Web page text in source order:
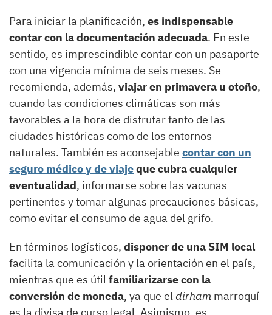
Para iniciar la planificación, es indispensable
contar con la documentación adecuada. En este
sentido, es imprescindible contar con un pasaporte
con una vigencia mínima de seis meses. Se
recomienda, además, viajar en primavera u otoño,
cuando las condiciones climáticas son más
favorables a la hora de disfrutar tanto de las
ciudades históricas como de los entornos
naturales. También es aconsejable contar con un
seguro médico y de viajeque cubra cualquier
eventualidad, informarse sobre las vacunas
pertinentes y tomar algunas precauciones básicas,
como evitar el consumo de agua del grifo.
En términos logísticos, disponer de una SIM local
facilita la comunicación y la orientación en el país,
mientras que es útilfamiliarizarse con la
conversión de moneda, ya que el dirham marroquí